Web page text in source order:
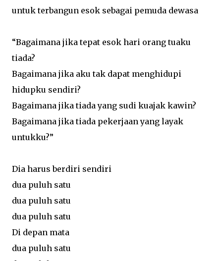
untuk terbangun esok sebagai pemuda dewasa
“Bagaimana jika tepat esok hari orang tuaku
tiada?
Bagaimana jika aku tak dapat menghidupi
hidupku sendiri?
Bagaimana jika tiada yang sudi kuajak kawin?
Bagaimana jika tiada pekerjaan yang layak
untukku?”
Dia harus berdiri sendiri
dua puluh satu
dua puluh satu
dua puluh satu
Di depan mata
dua puluh satu